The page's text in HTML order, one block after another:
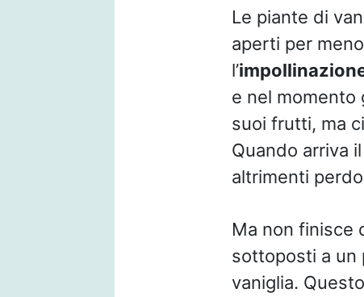
Le piante di
aperti per
l’
e nel momento
suoi frutti, ma
Quando arriva
altrimenti
Ma non finisce
sottoposti a un
vaniglia.